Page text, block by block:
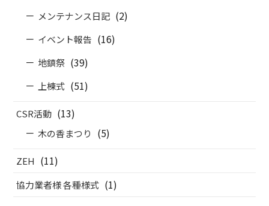
メンテナンス日記 (2)
イベント報告 (16)
地鎮祭 (39)
上棟式 (51)
CSR活動 (13)
木の香まつり (5)
ZEH (11)
協力業者様 各種様式 (1)